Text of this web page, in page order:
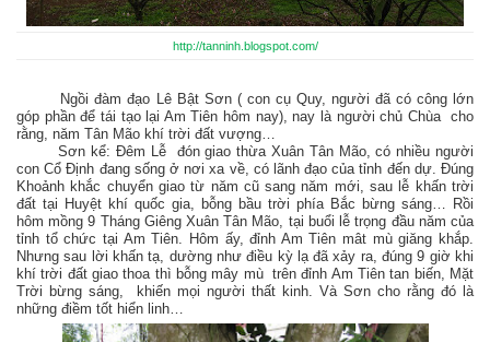
http://tanninh.blogspot.com/
Ngồi đàm đạo Lê Bật Sơn ( con cụ Quy, người đã có công lớn
góp phần để tái tạo lại Am Tiên hôm nay), nay là người chủ Chùa cho
rằng, năm Tân Mão khí trời đất vượng…
Sơn kể: Đêm Lễ đón giao thừa Xuân Tân Mão, có nhiều người
con Cổ Định đang sống ở nơi xa về, có lãnh đạo của tỉnh đến dự. Đúng
Khoảnh khắc chuyển giao từ năm cũ sang năm mới, sau lễ khấn trời
đất tại Huyệt khí quốc gia, bỗng bầu trời phía Bắc bừng sáng… Rồi
hôm mồng 9 Tháng Giêng Xuân Tân Mão, tại buổi lễ trọng đầu năm của
tỉnh tổ chức tại Am Tiên. Hôm ấy, đỉnh Am Tiên mât mù giăng khắp.
Nhưng sau lời khấn tạ, dường như điều kỳ lạ đã xảy ra, đúng 9 giờ khi
khí trời đất giao thoa thì bỗng mây mù trên đỉnh Am Tiên tan biến, Mặt
Trời bừng sáng, khiến mọi người thất kinh. Và Sơn cho rằng đó là
những điềm tốt hiển linh…